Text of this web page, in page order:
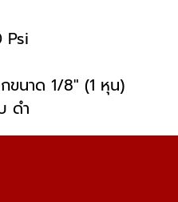
Psi
ขนาด 1/8" (1 หุน)
ดำ